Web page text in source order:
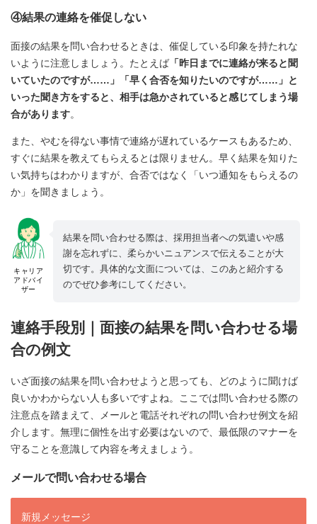
④結果の連絡を催促しない
面接の結果を問い合わせるときは、催促している印象を持たれな
いように注意しましょう。たとえば 「昨日までに連絡が来ると聞
いていたのですが……」「早く合否を知りたいのですが……」と
いった聞き方をすると、相手は急かされていると感じてしまう場
合があります。
また、やむを得ない事情で連絡が遅れているケースもあるため、
すぐに結果を教えてもらえるとは限りません。早く結果を知りた
い気持ちはわかりますが、合否ではなく「いつ通知をもらえるの
か」を聞きましょう。
キャリア
アドバイ
ザー
結果を問い合わせる際は、採用担当者への気遣いや感
謝を忘れずに、柔らかいニュアンスで伝えることが大
切です。具体的な文面については、このあと紹介する
のでぜひ参考にしてください。
連絡手段別｜面接の結果を問い合わせる場
合の例文
いざ面接の結果を問い合わせようと思っても、どのように聞けば
良いかわからない人も多いですよね。ここでは問い合わせる際の
注意点を踏まえて、メールと電話それぞれの問い合わせ例文を紹
介します。無理に個性を出す必要はないので、最低限のマナーを
守ることを意識して内容を考えましょう。
メールで問い合わせる場合
新規メッセージ